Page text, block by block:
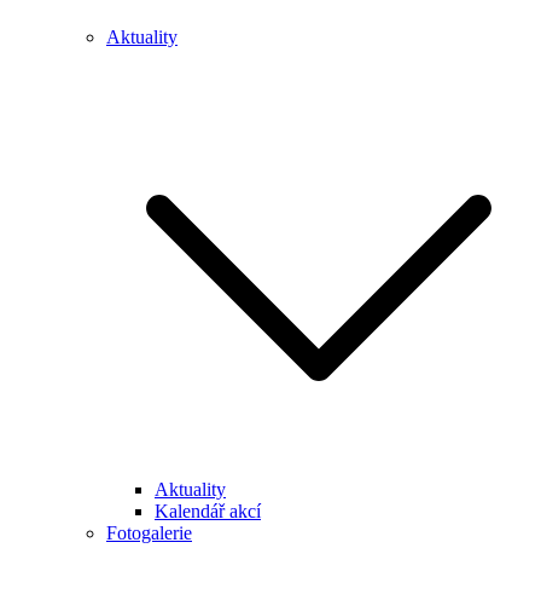
Aktuality
Aktuality
Kalendář akcí
Fotogalerie